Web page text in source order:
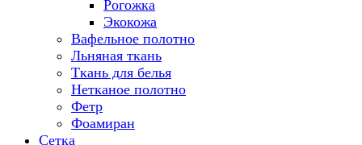
Рогожка
Экокожа
Вафельное полотно
Льняная ткань
Ткань для белья
Нетканое полотно
Фетр
Фоамиран
Сетка